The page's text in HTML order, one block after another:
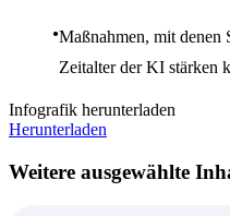
Maßnahmen, mit denen
Zeitalter der KI stärken
Infografik herunterladen
Herunterladen
Weitere ausgewählte